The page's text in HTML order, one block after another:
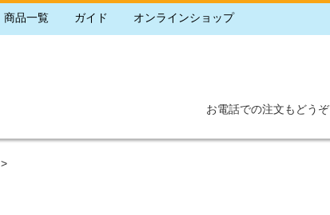
商品一覧 ガイド オンラインショップ
お電話での注文もどうぞ
>